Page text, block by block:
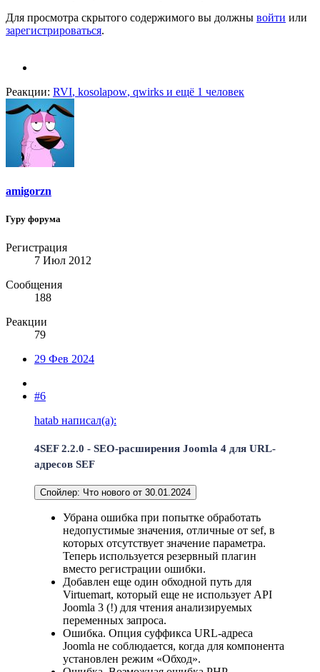
Для просмотра скрытого содержимого вы должны войти или
зарегистрироваться.
Реакции: RVI, kosolapow, qwirks и ещё 1 человек
amigorzn
Гуру форума
Регистрация
7 Июл 2012
Сообщения
188
Реакции
79
29 Фев 2024
#6
hatab написал(а):
4SEF 2.2.0 - SEO-расширения Joomla 4 для URL-
адресов SEF
Спойлер: Что нового от 30.01.2024
Убрана ошибка при попытке обработать
недопустимые значения, отличные от sef, в
которых отсутствует значение параметра.
Теперь используется резервный плагин
вместо регистрации ошибки.
Добавлен еще один обходной путь для
Virtuemart, который еще не использует API
Joomla 3 (!) для чтения анализируемых
переменных запроса.
Ошибка. Опция суффикса URL-адреса
Joomla не соблюдается, когда для компонента
установлен режим «Обход».